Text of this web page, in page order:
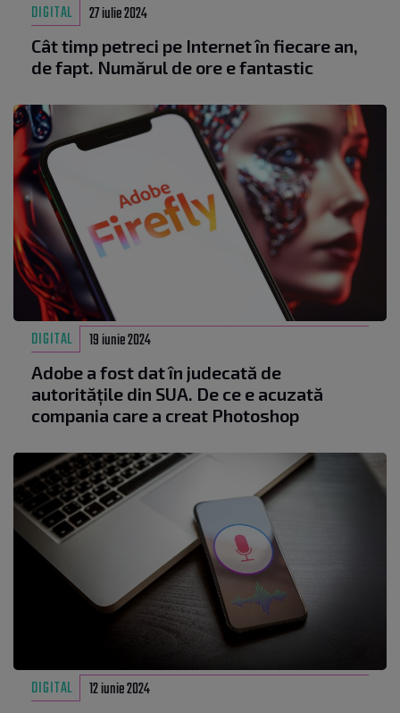
DIGITAL 27 iulie 2024
Cât timp petreci pe Internet în fiecare an,
de fapt. Numărul de ore e fantastic
DIGITAL 19 iunie 2024
Adobe a fost dat în judecată de
autoritățile din SUA. De ce e acuzată
compania care a creat Photoshop
DIGITAL 12 iunie 2024